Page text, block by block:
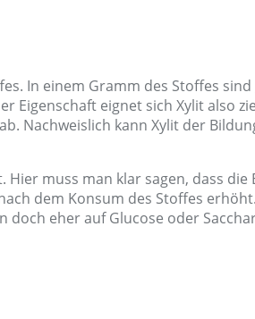
In einem Gramm des Stoffes
eignet sich Xylit also
Nachweislich kann Xylit der
muss man klar sagen, dass
dem Konsum des Stoffes
eher auf Glucose oder